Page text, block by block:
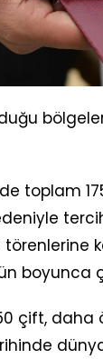
toplam
boyunca
çift, daha